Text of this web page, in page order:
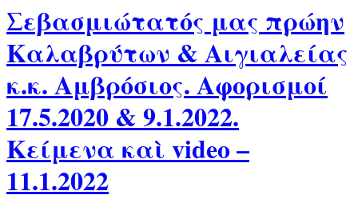
Σεβασμιώτατός μας πρώην
Καλαβρύτων & Αιγιαλείας
κ.κ. Αμβρόσιος. Αφορισμοί
17.5.2020 & 9.1.2022.
Κείμενα καὶ video –
11.1.2022